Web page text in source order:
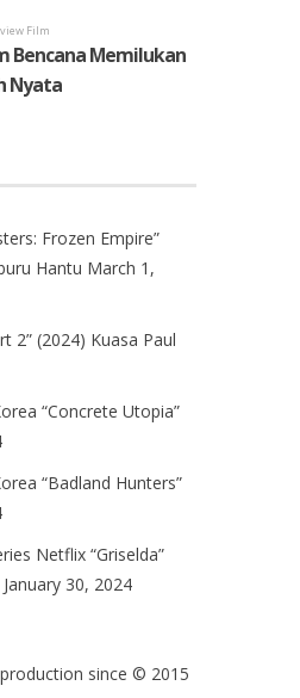
Frozen Empire”
Hantu March 1,
2” (2024) Kuasa Paul
“Concrete Utopia”
“Badland Hunters”
Netflix “Griselda”
January 30, 2024
since © 2015